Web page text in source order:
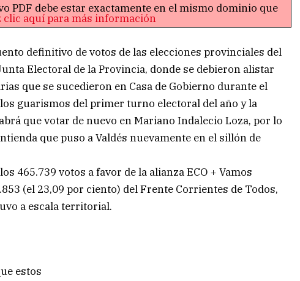
PDF debe estar exactamente en el mismo dominio que
clic aquí para más información
definitivo de votos de las elecciones provinciales del
Electoral de la Provincia, donde se debieron alistar
que se sucedieron en Casa de Gobierno durante el
guarismos del primer turno electoral del año y la
que votar de nuevo en Mariano Indalecio Loza, por lo
que puso a Valdés nuevamente en el sillón de
465.739 votos a favor de la alianza ECO + Vamos
(el 23,09 por ciento) del Frente Corrientes de Todos,
a escala territorial.
estos